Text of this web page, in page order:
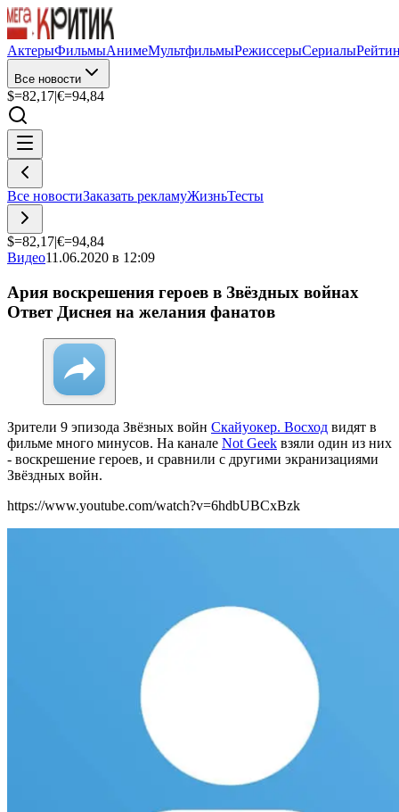
АктерыФильмыАнимеМультфильмыРежиссерыСериалы
Все новости
$=82,17|€=94,84
Все новостиЗаказать рекламуЖизньТесты
$=82,17|€=94,84
Видео11.06.2020 в 12:09
Ария воскрешения героев в Звёздных войнах
Ответ Диснея на желания фанатов
Зрители 9 эпизода Звёзных войн Скайуокер. Восход видят в
фильме много минусов. На канале Not Geek взяли один из них
- воскрешение героев, и сравнили с другими экранизациями
Звёздных войн.
https://www.youtube.com/watch?v=6hdbUBCxBzk